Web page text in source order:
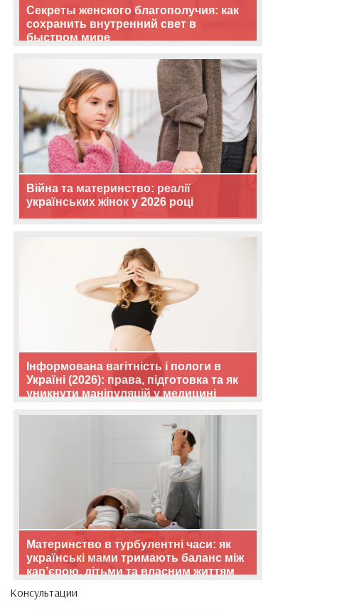
Секреты женского благополучия: как
сохранить внутренний свет в
быстром мире
Війна та материнство: реалії
українських жінок у 2026 році
Інформована вагітність і пологи в
Україні (2026): права, підготовка та як
уникнути маніпуляцій у медицині
Материнство в турбулентні часи: як
українські мами тримають баланс між
кар’єрою, дітьми та власним життям
Консультации